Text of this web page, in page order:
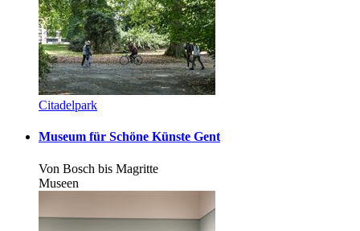
Cita­del­park
Muse­um für Schö­ne Küns­te Gent
Von Bosch bis Magritte
Museen